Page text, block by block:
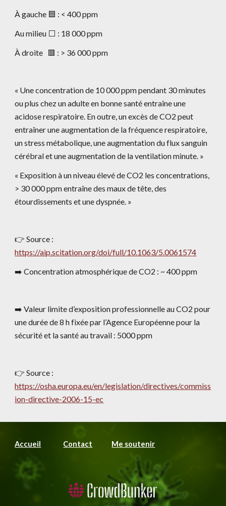
À gauche 🟦 : < 400 ppm
Au milieu ⬜️ : 18 000 ppm
À droite   🟥 : > 36 000 ppm
« Une concentration de 10 000 ppm pendant 30 minutes
ou plus chez un adulte en bonne santé entraîne une
acidose respiratoire. En outre, un excès de CO2 peut
entraîner une augmentation de la fréquence respiratoire,
un stress métabolique, une augmentation du flux sanguin
cérébral et une augmentation de la ventilation minute. »
« Exposition à un niveau élevé de CO2 les concentrations,
> 30 000 ppm entraîne des maux de tête, des
étourdissements et une dyspnée. »
https://aip.scitation.org/doi/full/10.1063/5.0061574
➡️ Concentration atmosphérique de CO2 : ~ 400 ppm
➡️ Valeur limite d’exposition professionnelle au CO2 pour
une durée de 8 h fixée par l’Agence Européenne pour la
sécurité et la santé au travail : 5000 ppm
https://osha.europa.eu/en/legislation/directives/commiss
ion-directive-2006-15-ec
Accueil Contact Me soutenir